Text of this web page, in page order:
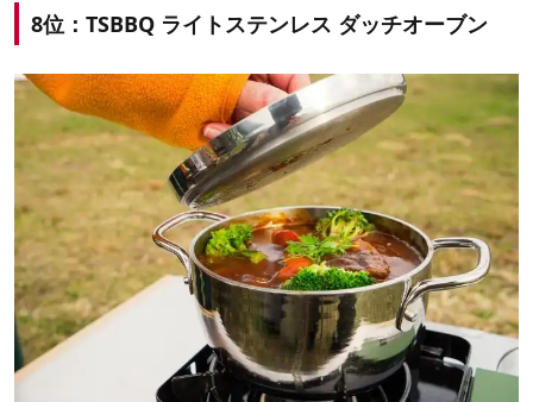
8位：TSBBQ ライトステンレス ダッチオーブン